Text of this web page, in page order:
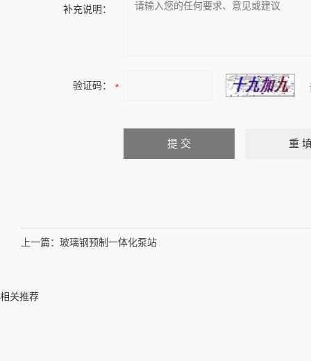
补充说明：
验证码：
上一篇： 玻璃钢预制一体化泵站
相关推荐